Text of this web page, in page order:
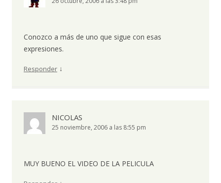
Conozco a más de uno que sigue con esas
expresiones.
Responder ↓
NICOLAS
25 noviembre, 2006 a las 8:55 pm
MUY BUENO EL VIDEO DE LA PELICULA